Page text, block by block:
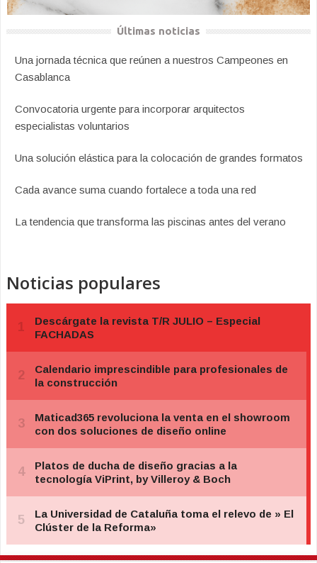
Últimas noticias
Una jornada técnica que reúnen a nuestros Campeones en
Casablanca
Convocatoria urgente para incorporar arquitectos
especialistas voluntarios
Una solución elástica para la colocación de grandes formatos
Cada avance suma cuando fortalece a toda una red
La tendencia que transforma las piscinas antes del verano
Noticias populares